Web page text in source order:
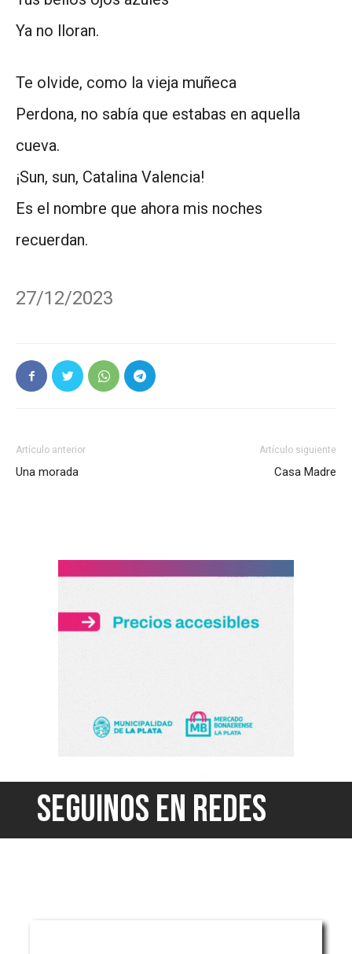
Ya no lloran.
Te olvide, como la vieja muñeca
Perdona, no sabía que estabas en aquella
cueva.
¡Sun, sun, Catalina Valencia!
Es el nombre que ahora mis noches
recuerdan.
27/12/2023
Artículo anterior
Una morada
Artículo siguiente
Casa Madre
SEGUINOS EN REDES